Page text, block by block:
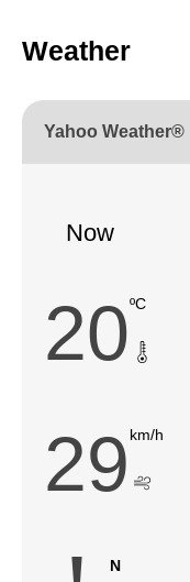
Weather
Yahoo Weather®
Now
20ºC
29 km/h
N